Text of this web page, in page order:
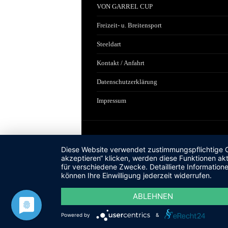
VON GARREL CUP
Freizeit- u. Breitensport
Steeldart
Kontakt / Anfahrt
Datenschutzerklärung
Impressum
Diese Website verwendet zustimmungspflichtige
akzeptieren“ klicken, werden diese Funktionen
für verschiedene Zwecke. Detaillierte
können Ihre Einwilligung jederzeit widerrufen.
ABLEHNEN
Powered by &